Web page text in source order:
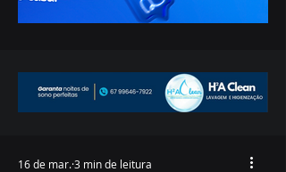
16 de mar.3 min de leitura